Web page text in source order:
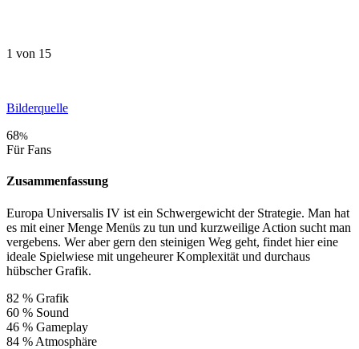
1 von 15
Bilderquelle
68%
Für Fans
Zusammenfassung
Europa Universalis IV ist ein Schwergewicht der Strategie. Man hat
es mit einer Menge Menüs zu tun und kurzweilige Action sucht man
vergebens. Wer aber gern den steinigen Weg geht, findet hier eine
ideale Spielwiese mit ungeheurer Komplexität und durchaus
hübscher Grafik.
82 % Grafik
60 % Sound
46 % Gameplay
84 % Atmosphäre